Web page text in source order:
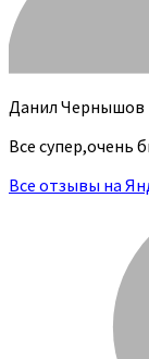
Данил Чернышов
Все супер,очень
Все отзывы на